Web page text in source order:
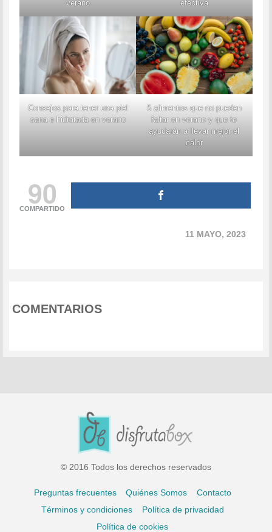
verano
efectiva
Consejos para tener una piel
sana e hidratada en verano
5 alimentos que no pueden
faltar en verano y que te
ayudarán a llevar mejor el
calor
90
COMPARTIDO
11 MAYO, 2023
COMENTARIOS
© 2016 Todos los derechos reservados
Preguntas frecuentes Quiénes Somos
Contacto
Términos y condiciones
Política de privacidad
Política de cookies